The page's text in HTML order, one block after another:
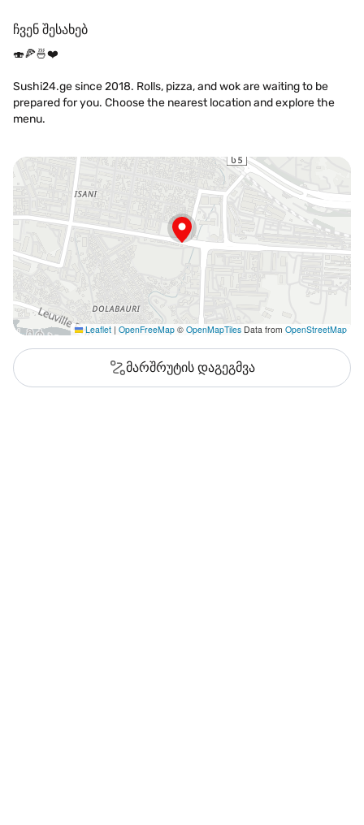
ჩვენ შესახებ
🍣🍕🍜❤️
Sushi24.ge since 2018. Rolls, pizza, and wok are waiting to be
prepared for you. Choose the nearest location and explore the
menu.
Leaflet | OpenFreeMap © OpenMapTiles Data from OpenStreetMap
მარშრუტის დაგეგმვა